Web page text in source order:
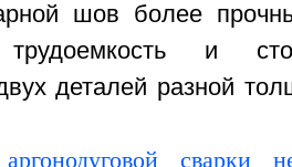
шов более
и
деталей разной